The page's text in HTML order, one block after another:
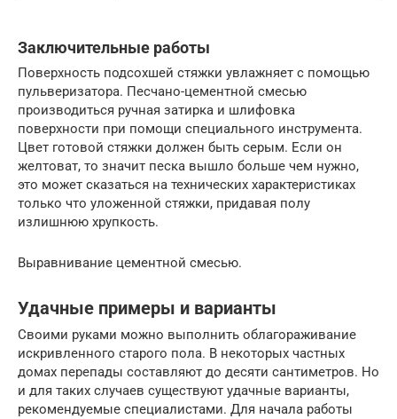
Заключительные работы
Поверхность подсохшей стяжки увлажняет с помощью
пульверизатора. Песчано-цементной смесью
производиться ручная затирка и шлифовка
поверхности при помощи специального инструмента.
Цвет готовой стяжки должен быть серым. Если он
желтоват, то значит песка вышло больше чем нужно,
это может сказаться на технических характеристиках
только что уложенной стяжки, придавая полу
излишнюю хрупкость.
Выравнивание цементной смесью.
Удачные примеры и варианты
Своими руками можно выполнить облагораживание
искривленного старого пола. В некоторых частных
домах перепады составляют до десяти сантиметров. Но
и для таких случаев существуют удачные варианты,
рекомендуемые специалистами. Для начала работы